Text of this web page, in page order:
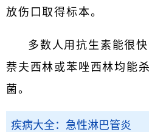
放伤口取得标本。
多数人用抗生素能很
萘夫西林或苯唑西林均能
菌。
疾病大全：急性淋巴管炎